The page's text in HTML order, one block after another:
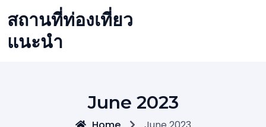
to
content
สถานที่ท่องเที่ยว
แนะนำ
June 2023